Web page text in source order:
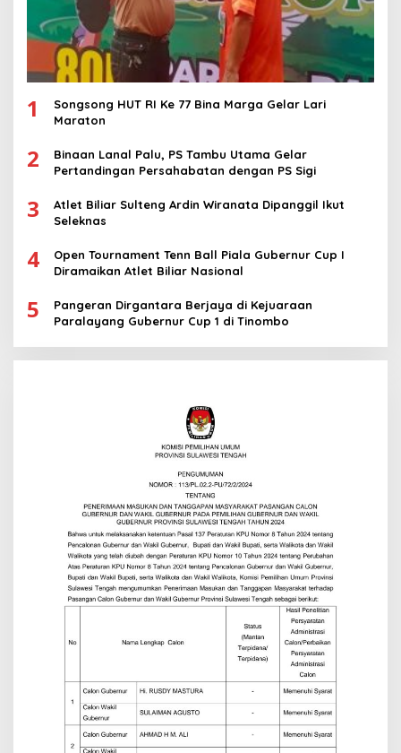
1
Songsong HUT RI Ke 77 Bina Marga Gelar Lari
Maraton
2
Binaan Lanal Palu, PS Tambu Utama Gelar
Pertandingan Persahabatan dengan PS Sigi
3
Atlet Biliar Sulteng Ardin Wiranata Dipanggil Ikut
Seleknas
4
Open Tournament Tenn Ball Piala Gubernur Cup I
Diramaikan Atlet Biliar Nasional
5
Pangeran Dirgantara Berjaya di Kejuaraan
Paralayang Gubernur Cup 1 di Tinombo